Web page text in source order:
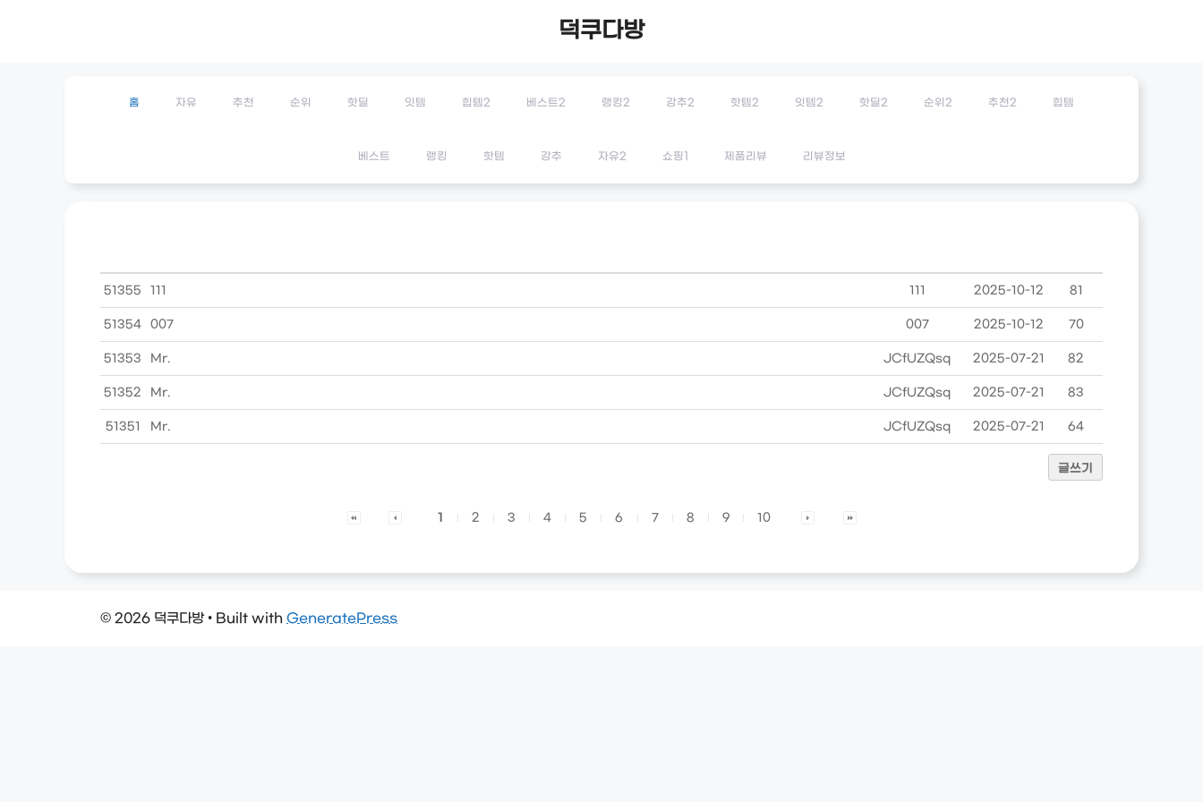
덕쿠다방
홈 자유 추천 순위 핫딜 잇템 힙템2 베스트2 랭킹2 강추2 핫템2 잇템2 핫딜2 순위2 추천2 힙템
베스트 랭킹 핫템 강추 자유2 쇼핑1 제품리뷰 리뷰정보
51355 111 111 2025-10-12 81
51354 007 007 2025-10-12 70
51353 Mr. JCfUZQsq 2025-07-21 82
51352 Mr. JCfUZQsq 2025-07-21 83
51351 Mr. JCfUZQsq 2025-07-21 64
글쓰기
1 2 3 4 5 6 7 8 9 10
© 2026 덕쿠다방• Built with GeneratePress